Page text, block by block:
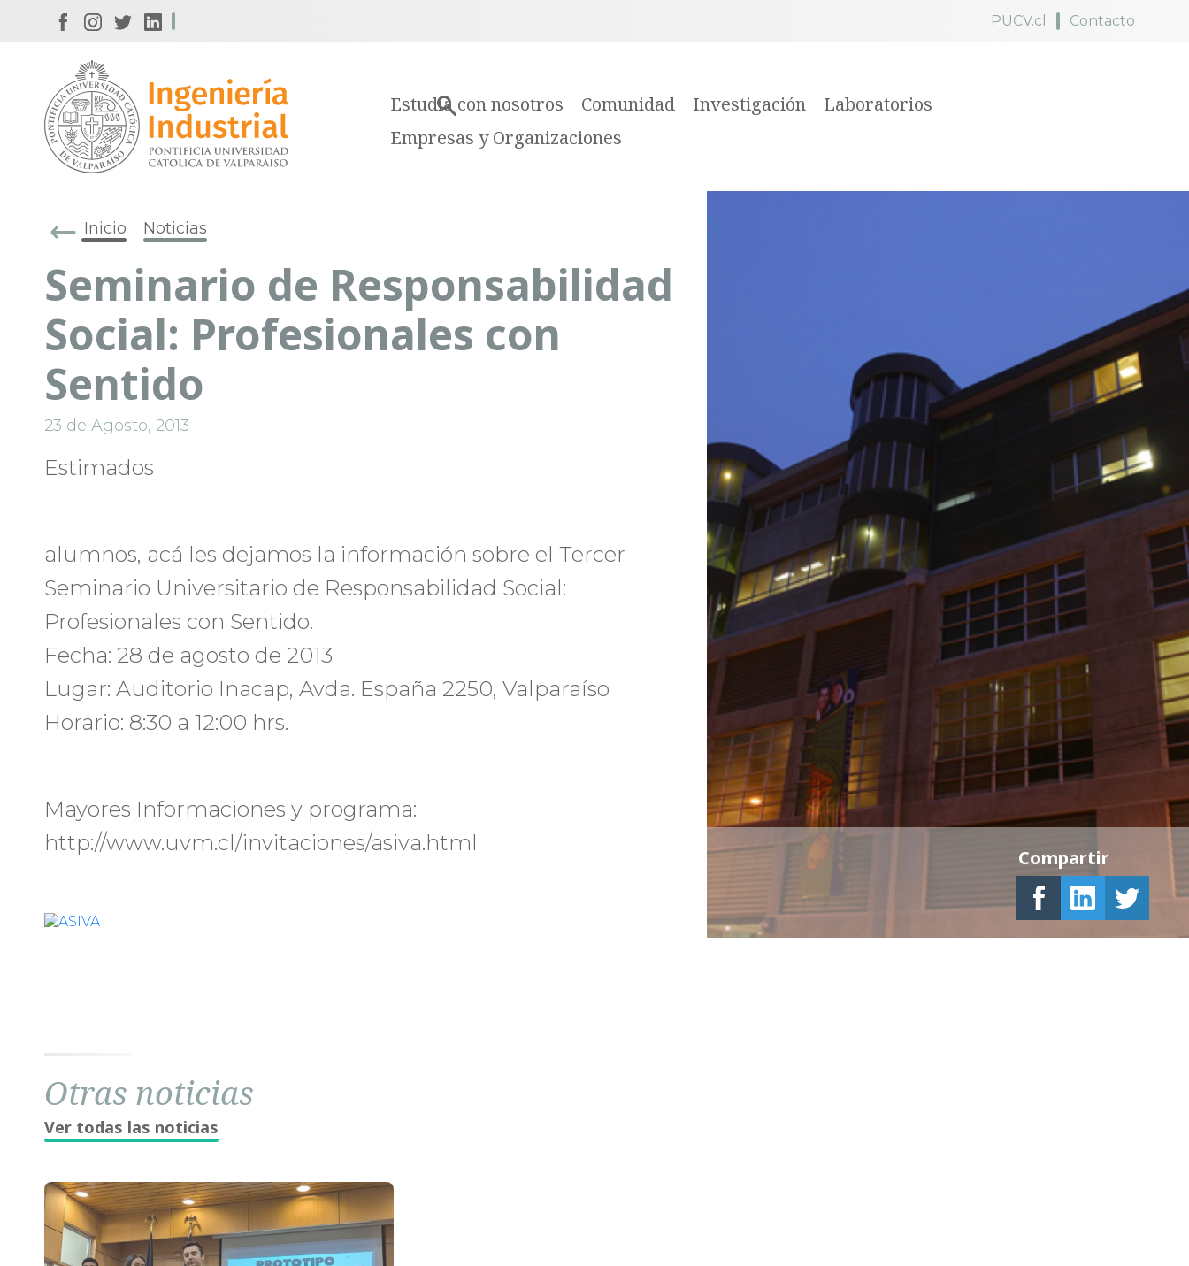
PUCV.cl Contacto
Estudia con nosotros Comunidad Investigación
Laboratorios
Empresas y Organizaciones
Inicio Noticias
Seminario de Responsabilidad
Social: Profesionales con
Sentido
23 de Agosto, 2013
Estimados
alumnos, acá les dejamos la información sobre el Tercer
Seminario Universitario de Responsabilidad Social:
Profesionales con Sentido.
Fecha: 28 de agosto de 2013
Lugar: Auditorio Inacap, Avda. España 2250, Valparaíso
Horario: 8:30 a 12:00 hrs.
Mayores Informaciones y programa:
http://www.uvm.cl/invitaciones/asiva.html
Compartir
Otras noticias
Ver todas las noticias